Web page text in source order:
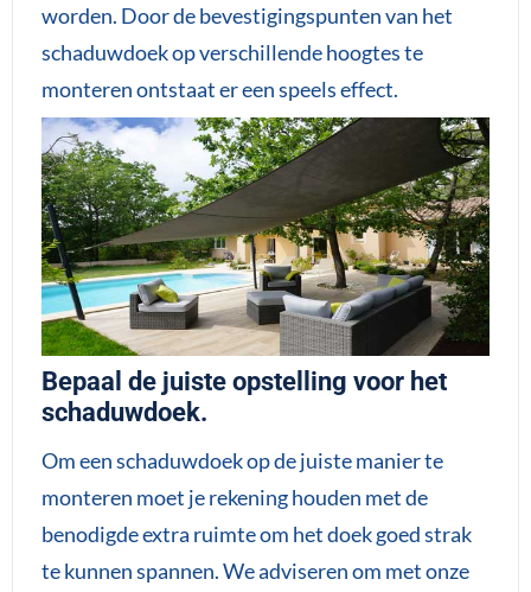
worden. Door de bevestigingspunten van het
schaduwdoek op verschillende hoogtes te
monteren ontstaat er een speels effect.
Bepaal de juiste opstelling voor het
schaduwdoek.
Om een schaduwdoek op de juiste manier te
monteren moet je rekening houden met de
benodigde extra ruimte om het doek goed strak
te kunnen spannen. We adviseren om met onze